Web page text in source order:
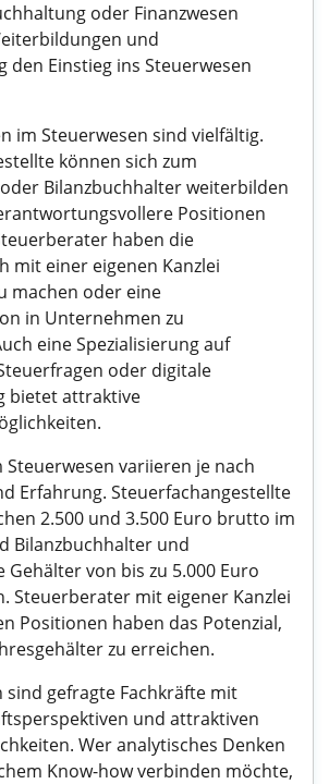
oder Finanzwesen
und
den Einstieg ins Steuerwesen
im Steuerwesen sind vielfältig.
können sich zum
Bilanzbuchhalter weiterbilden
Positionen
haben die
mit einer eigenen Kanzlei
machen oder eine
in Unternehmen zu
eine Spezialisierung auf
oder digitale
bietet attraktive
Steuerwesen variieren je nach
Erfahrung. Steuerfachangestellte
2.500 und 3.500 Euro brutto im
Bilanzbuchhalter und
von bis zu 5.000 Euro
Steuerberater mit eigener Kanzlei
Positionen haben das Potenzial,
zu erreichen.
sind gefragte Fachkräfte mit
und attraktiven
Wer analytisches Denken
Know-how verbinden möchte,